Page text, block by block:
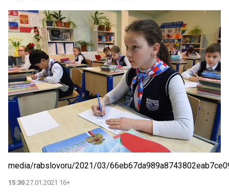
media/rabslovoru/2021/03/
15:30 27.01.2021 16+